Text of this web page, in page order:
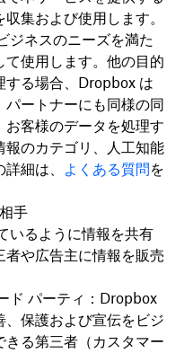
集および使用します。
ジネスのニーズを満た
使用します。他の目的
する場合、Dropbox は
ートナーにも同様の同
客様のデータを処理す
報のカテゴリ、人工知能
細は、 よくある質問を
手
いるように情報を共有
や広告主に情報を販売
ド パーティ：Dropbox
保護および宣伝をビジ
る第三者（カスタマー